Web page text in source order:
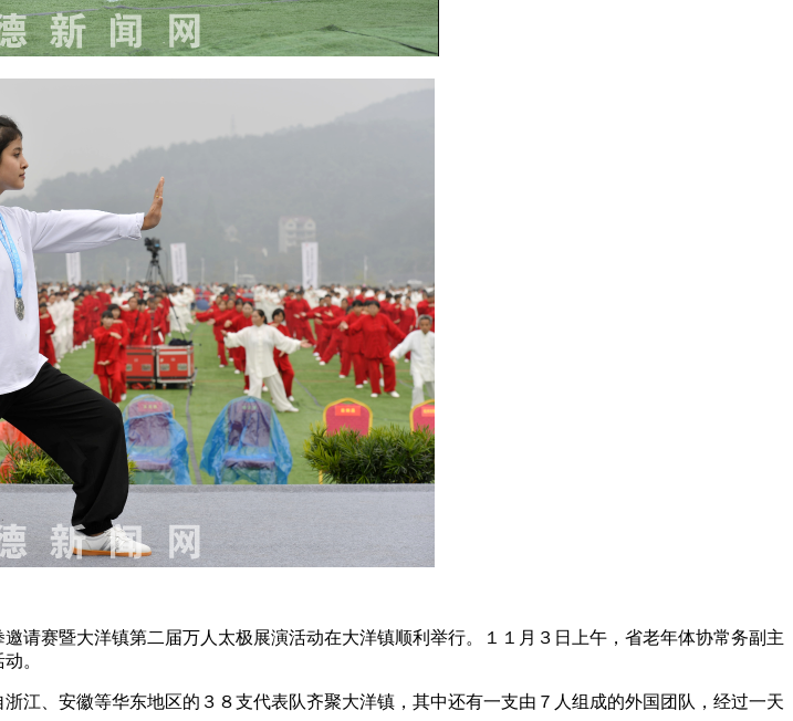
请赛暨大洋镇第二届万人太极展演活动在大洋镇顺利举行。１１月３日上午，省老年体协常务副主
。
江、安徽等华东地区的３８支代表队齐聚大洋镇，其中还有一支由７人组成的外国团队，经过一天